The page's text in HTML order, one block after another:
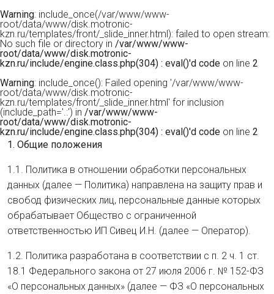
Warning: include_once(/var/www/www-
root/data/www/disk.motronic-
kzn.ru/templates/front/_slide_inner.html): failed to open stream:
No such file or directory in /var/www/www-
root/data/www/disk.motronic-
kzn.ru/include/engine.class.php(304) : eval()'d code on line 2
Warning: include_once(): Failed opening '/var/www/www-
root/data/www/disk.motronic-
kzn.ru/templates/front/_slide_inner.html' for inclusion
(include_path='.:') in /var/www/www-
root/data/www/disk.motronic-
kzn.ru/include/engine.class.php(304) : eval()'d code on line 2
1. Общие положения
1.1. Политика в отношении обработки персональных
данных (далее — Политика) направлена на защиту прав и
свобод физических лиц, персональные данные которых
обрабатывает Общество с ограниченной
ответственностью ИП Сивец И.Н. (далее — Оператор).
1.2. Политика разработана в соответствии с п. 2 ч. 1 ст.
18.1 Федерального закона от 27 июля 2006 г. № 152-ФЗ
«О персональных данных» (далее — ФЗ «О персональных